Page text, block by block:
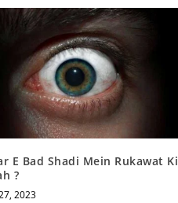
E Bad Shadi Mein Rukawat Ki
?
2023